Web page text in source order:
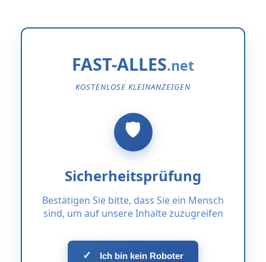
FAST-ALLES
KOSTENLOSE KLEINANZEIGEN
Sicherheitsprüfung
Bestätigen Sie bitte, dass Sie ein Mensch
sind, um auf unsere Inhalte zuzugreifen
✓ Ich bin kein Roboter